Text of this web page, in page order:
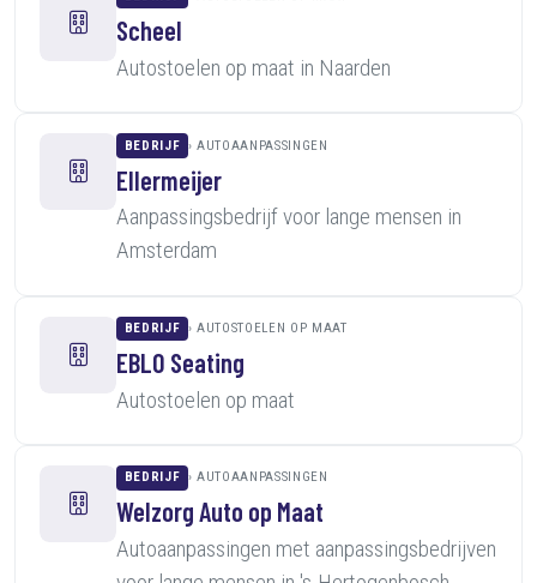
Scheel
Autostoelen op maat in Naarden
BEDRIJF AUTOAANPASSINGEN
Ellermeijer
Aanpassingsbedrijf voor lange mensen in
Amsterdam
BEDRIJF AUTOSTOELEN OP MAAT
EBLO Seating
Autostoelen op maat
BEDRIJF AUTOAANPASSINGEN
Welzorg Auto op Maat
Autoaanpassingen met aanpassingsbedrijven